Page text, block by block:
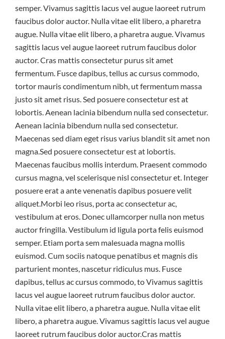
semper. Vivamus sagittis lacus vel augue laoreet rutrum
faucibus dolor auctor. Nulla vitae elit libero, a pharetra
augue. Nulla vitae elit libero, a pharetra augue. Vivamus
sagittis lacus vel augue laoreet rutrum faucibus dolor
auctor. Cras mattis consectetur purus sit amet
fermentum. Fusce dapibus, tellus ac cursus commodo,
tortor mauris condimentum nibh, ut fermentum massa
justo sit amet risus. Sed posuere consectetur est at
lobortis. Aenean lacinia bibendum nulla sed consectetur.
Aenean lacinia bibendum nulla sed consectetur.
Maecenas sed diam eget risus varius blandit sit amet non
magna.Sed posuere consectetur est at lobortis.
Maecenas faucibus mollis interdum. Praesent commodo
cursus magna, vel scelerisque nisl consectetur et. Integer
posuere erat a ante venenatis dapibus posuere velit
aliquet.Morbi leo risus, porta ac consectetur ac,
vestibulum at eros. Donec ullamcorper nulla non metus
auctor fringilla. Vestibulum id ligula porta felis euismod
semper. Etiam porta sem malesuada magna mollis
euismod. Cum sociis natoque penatibus et magnis dis
parturient montes, nascetur ridiculus mus. Fusce
dapibus, tellus ac cursus commodo, to Vivamus sagittis
lacus vel augue laoreet rutrum faucibus dolor auctor.
Nulla vitae elit libero, a pharetra augue. Nulla vitae elit
libero, a pharetra augue. Vivamus sagittis lacus vel augue
laoreet rutrum faucibus dolor auctor.Cras mattis